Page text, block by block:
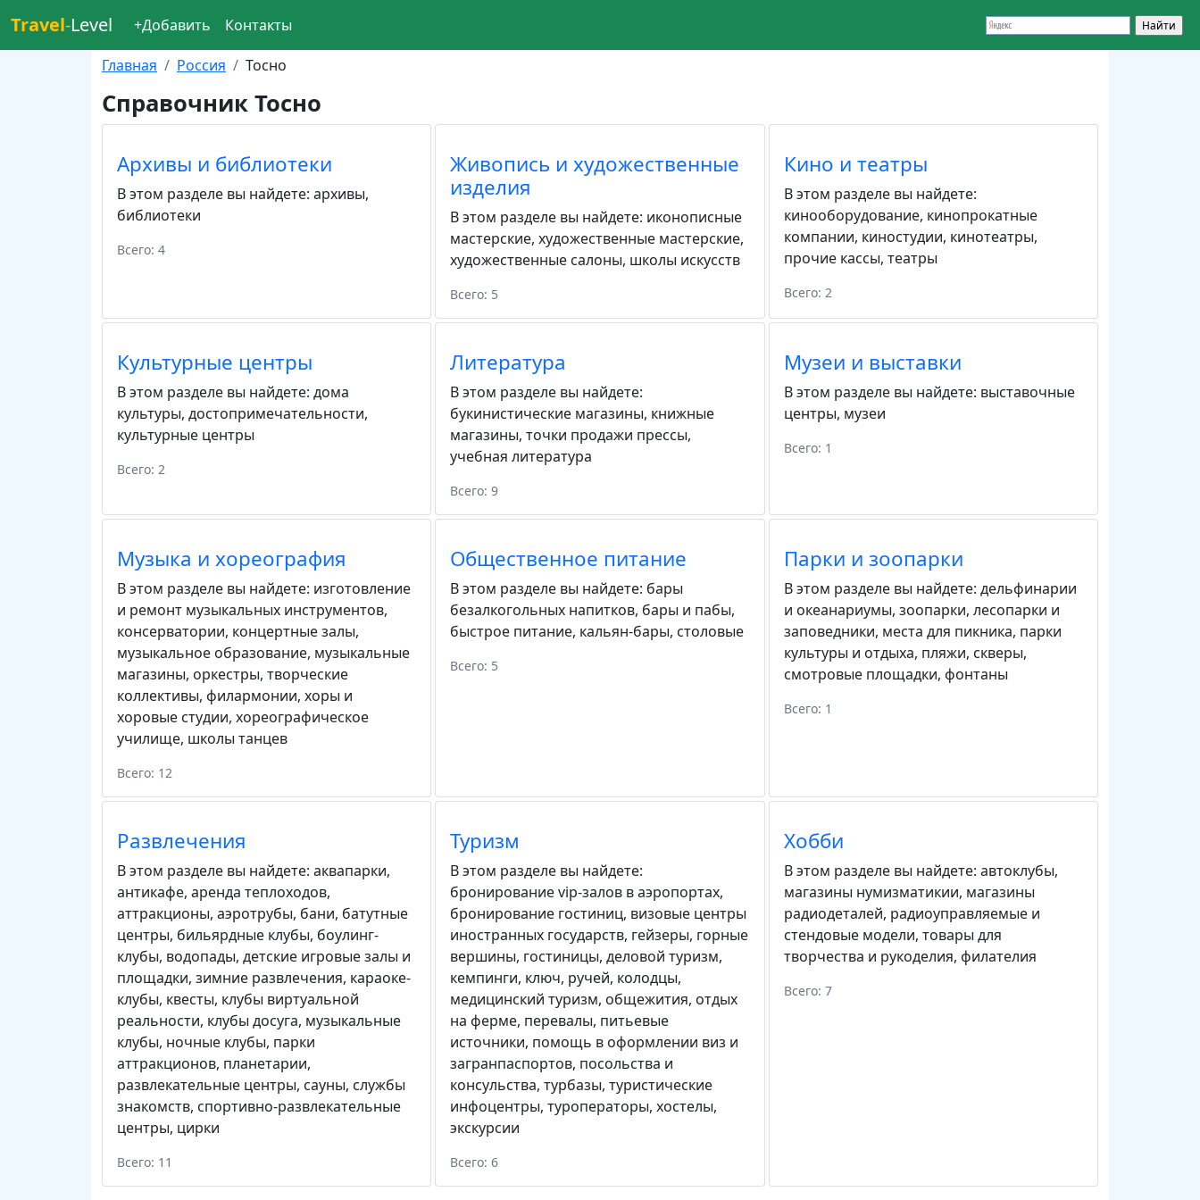
Travel-Level +Добавить Контакты
Главная Россия Тосно
Справочник Тосно
Архивы и библиотеки
В этом разделе вы найдете: архивы,
библиотеки
Всего: 4
Живопись и художественные
изделия
В этом разделе вы найдете: иконописные
мастерские,художественные мастерские,
художественные салоны, школы искусств
Всего: 5
Кино и театры
В этом разделе вы найдете:
кинооборудование, кинопрокатные
компании, киностудии, кинотеатры,
прочие кассы, театры
Всего: 2
Культурные центры
В этом разделе вы найдете: дома
культуры, достопримечательности,
культурные центры
Всего: 2
Литература
В этом разделе вы найдете:
букинистические магазины, книжные
магазины,точки продажи прессы,
учебная литература
Всего: 9
Музеи и выставки
В этом разделе вы найдете: выставочные
центры, музеи
Всего: 1
Музыка и хореография
В этом разделе вы найдете: изготовление
и ремонт музыкальных инструментов,
консерватории, концертные залы,
музыкальное образование, музыкальные
магазины, оркестры, творческие
коллективы, филармонии, хоры и
хоровые студии, хореографическое
училище, школы танцев
Всего: 12
Общественное питание
В этом разделе вы найдете: бары
безалкогольных напитков, бары и пабы,
быстрое питание, кальян-бары, столовые
Всего: 5
Парки и зоопарки
В этом разделе вы найдете: дельфинарии
и океанариумы, зоопарки, лесопарки и
заповедники, места для пикника, парки
культуры и отдыха, пляжи, скверы,
смотровые площадки, фонтаны
Всего: 1
Развлечения
В этом разделе вы найдете: аквапарки,
антикафе, аренда теплоходов,
аттракционы, аэротрубы, бани, батутные
центры, бильярдные клубы, боулинг-
клубы, водопады, детские игровые залы и
площадки, зимние развлечения, караоке-
клубы, квесты, клубы виртуальной
реальности, клубы досуга, музыкальные
клубы, ночные клубы, парки
аттракционов, планетарии,
развлекательные центры, сауны, службы
знакомств, спортивно-развлекательные
центры, цирки
Всего: 11
Туризм
В этом разделе вы найдете:
бронирование vip-залов в аэропортах,
бронирование гостиниц, визовые центры
иностранных государств, гейзеры, горные
вершины, гостиницы,деловой туризм,
кемпинги, ключ, ручей, колодцы,
медицинский туризм, общежития, отдых
на ферме, перевалы, питьевые
источники, помощь в оформлении виз и
загранпаспортов, посольства и
консульства,турбазы,туристические
инфоцентры,туроператоры,хостелы,
экскурсии
Всего: 6
Хобби
В этом разделе вы найдете: автоклубы,
магазины нумизматикии, магазины
радиодеталей, радиоуправляемые и
стендовые модели, товары для
творчества и рукоделия, филателия
Всего: 7